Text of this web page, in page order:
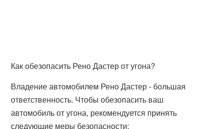
Как обезопасить Рено Дастер от угона?
Владение автомобилем Рено Дастер - большая
ответственность. Чтобы обезопасить ваш
автомобиль от угона, рекомендуется принять
следующие меры безопасности: